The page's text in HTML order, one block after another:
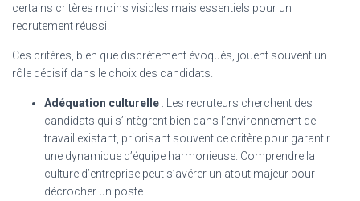
certains critères moins visibles mais essentiels pour un
recrutement réussi.
Ces critères, bien que discrètement évoqués, jouent souvent un
rôle décisif dans le choix des candidats.
Adéquation culturelle : Les recruteurs cherchent des
candidats qui s’intègrent bien dans l’environnement de
travail existant, priorisant souvent ce critère pour garantir
une dynamique d’équipe harmonieuse. Comprendre la
culture d’entreprise peut s’avérer un atout majeur pour
décrocher un poste.